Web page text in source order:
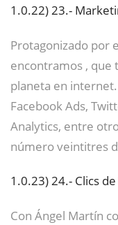
1.0.22)23.-
Protagonizado por
encontramos , que
planeta en internet.
Facebook Ads,
Analytics, entre
número veintitres
1.0.23)24.- Clics
Con Ángel Martín